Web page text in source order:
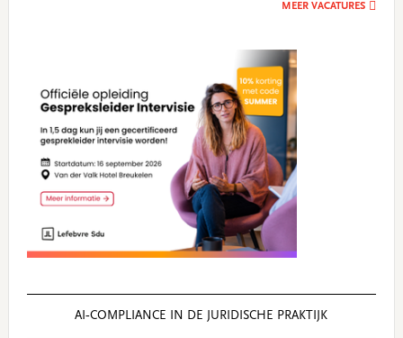
MEER VACATURES
AI‑COMPLIANCE IN DE JURIDISCHE PRAKTIJK